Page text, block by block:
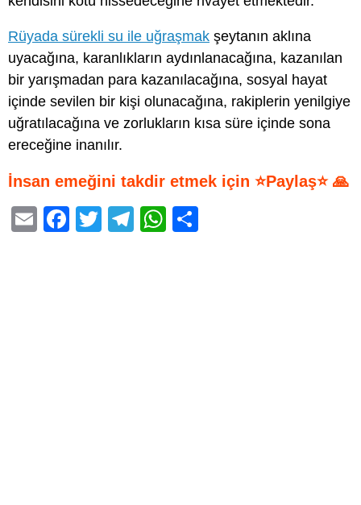
Rüyada sürekli su ile uğraşmak şeytanın aklına
uyacağına, karanlıkların aydınlanacağına, kazanılan
bir yarışmadan para kazanılacağına, sosyal hayat
içinde sevilen bir kişi olunacağına, rakiplerin yenilgiye
uğratılacağına ve zorlukların kısa süre içinde sona
ereceğine inanılır.
İnsan emeğini takdir etmek için ⭐Paylaş⭐ 🙏
E
F
T
T
W